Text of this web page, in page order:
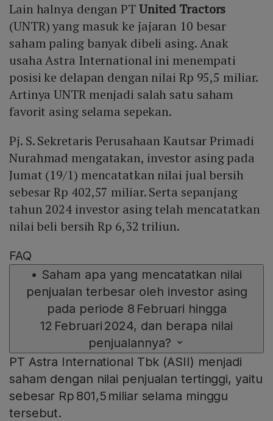
Lain halnya dengan PTUnited Tractors
(UNTR) yang masuk ke jajaran 10 besar
saham paling banyak dibeli asing. Anak
usaha Astra International ini menempati
posisi ke delapan dengan nilai Rp 95,5 miliar.
Artinya UNTR menjadi salah satu saham
favorit asing selama sepekan.
Pj. S. Sekretaris Perusahaan Kautsar Primadi
Nurahmad mengatakan, investor asing pada
Jumat (19/1) mencatatkan nilai jual bersih
sebesar Rp 402,57 miliar. Serta sepanjang
tahun 2024 investor asing telah mencatatkan
nilai beli bersih Rp 6,32 triliun.
FAQ
• Saham apa yang mencatatkan nilai
penjualan terbesar oleh investor asing
pada periode 8 Februari hingga
12 Februari 2024, dan berapa nilai
penjualannya?
PT Astra International Tbk (ASII) menjadi
saham dengan nilai penjualan tertinggi, yaitu
sebesar Rp 801,5 miliar selama minggu
tersebut.